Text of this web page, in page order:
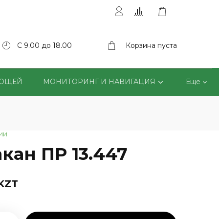
С 9.00 до 18.00 Корзина пуста
МОНИТОРИНГ И НАВИГАЦИЯ Еще
ПР 13.447